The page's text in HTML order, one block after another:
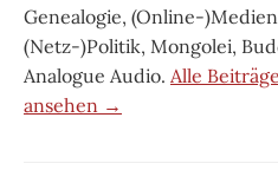
Genealogie, (Online-
(Netz-)Politik, Mongolei,
Analogue Audio. Alle
ansehen →